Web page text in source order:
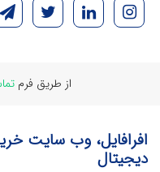
از طریق فرم
افرافایل، وب سایت
دیجیتال